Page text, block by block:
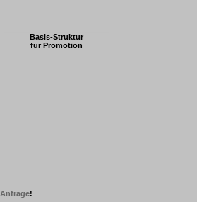
Basis-Struktur
für Promotion
Anfrage!